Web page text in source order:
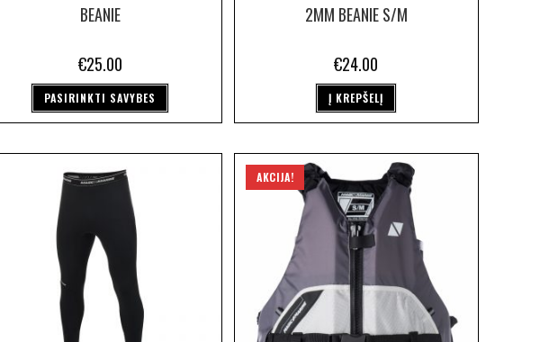
BEANIE
€25.00
PASIRINKTI SAVYBES
2MM BEANIE S/M
€24.00
Į KREPŠELĮ
AKCIJA!